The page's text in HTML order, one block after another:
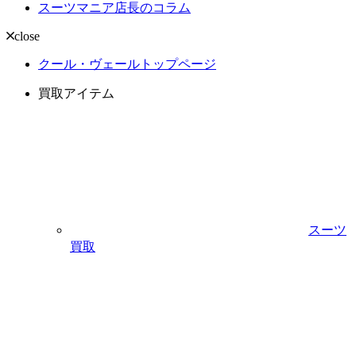
スーツマニア店長のコラム
close
クール・ヴェールトップページ
買取アイテム
スーツ
買取